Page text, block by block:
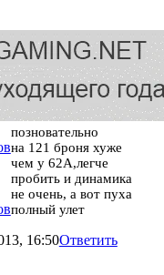
позновательно
16:50
на 121 броня хуже
чем у 62А,легче
пробить и динамика
не очень, а вот пуха
полный улет
Ответить